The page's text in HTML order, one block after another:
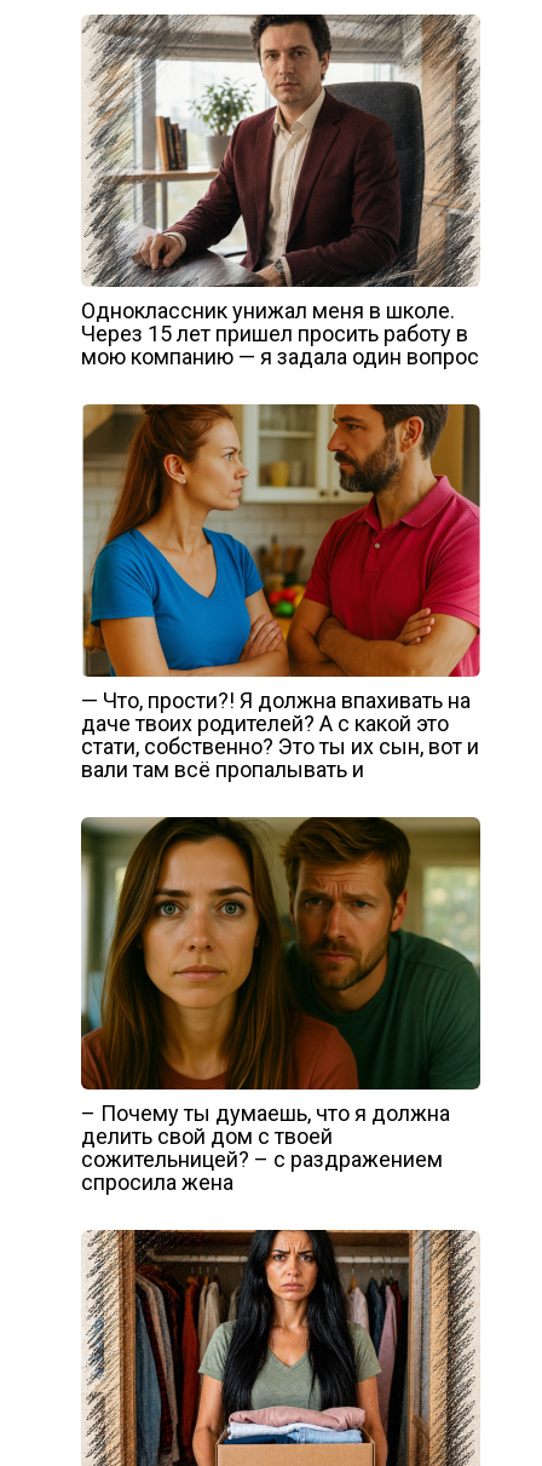
Одноклассник унижал меня в школе.
Через 15 лет пришел просить работу в
мою компанию — я задала один вопрос
— Что, прости?! Я должна впахивать на
даче твоих родителей? А с какой это
стати, собственно? Это ты их сын, вот и
вали там всё пропалывать и
– Почему ты думаешь, что я должна
делить свой дом с твоей
сожительницей? – с раздражением
спросила жена